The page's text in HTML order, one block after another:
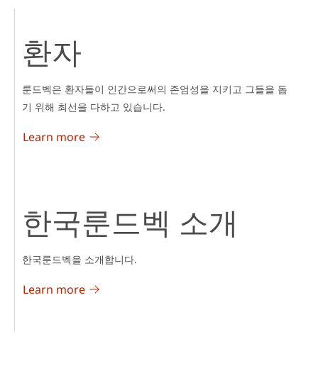
환자
룬드벡은 환자들이 인간으로써의 존엄성을 지키고 그들을 돕
기 위해 최선을 다하고 있습니다.
Learn more
한국룬드벡 소개
한국룬드벡을 소개합니다.
Learn more